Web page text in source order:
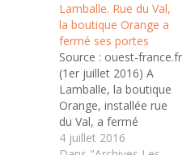
plus en odeur de
sainteté au sein de
l’opérateur de
téléphonie et
fournisseur internet.
Une marche arrière
réalisée par vagues…
Lamballe. Rue du Val,
la boutique Orange a
fermé ses portes
Source : ouest-france.fr
(1er juillet 2016) A
Lamballe, la boutique
Orange, installée rue
du Val, a fermé
définitivement jeudi
4 juillet 2016